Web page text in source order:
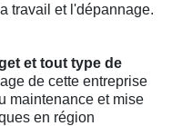
travail et l'dépannage.
et tout type de
de cette entreprise
maintenance et mise
en région